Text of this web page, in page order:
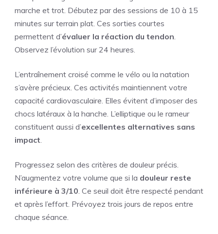
marche et trot. Débutez par des sessions de 10 à 15
minutes sur terrain plat. Ces sorties courtes
permettent d’évaluer la réaction du tendon
Observez l’évolution sur 24 heures.
L’entraînement croisé comme le vélo ou la natation
s’avère précieux. Ces activités maintiennent votre
capacité cardiovasculaire. Elles évitent d’imposer des
chocs latéraux à la hanche. L’elliptique ou le rameur
constituent aussi d’excellentes alternatives sans
impact
Progressez selon des critères de douleur précis.
N’augmentez votre volume que si la douleur reste
inférieure à 3/10 . Ce seuil doit être respecté pendant
et après l’effort. Prévoyez trois jours de repos entre
chaque séance.